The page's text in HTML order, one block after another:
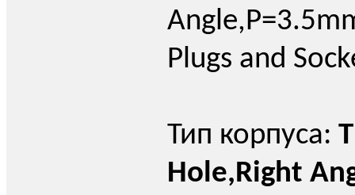
Plugs and
Тип корпуса:
Hole,Right